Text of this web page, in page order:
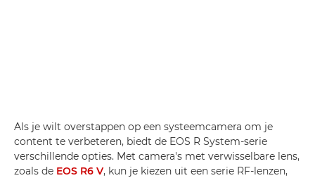
Als je wilt overstappen op een systeemcamera om je
content te verbeteren, biedt de EOS R System-serie
verschillende opties. Met camera's met verwisselbare lens,
zoals de EOS R6 V, kun je kiezen uit een serie RF-lenzen,